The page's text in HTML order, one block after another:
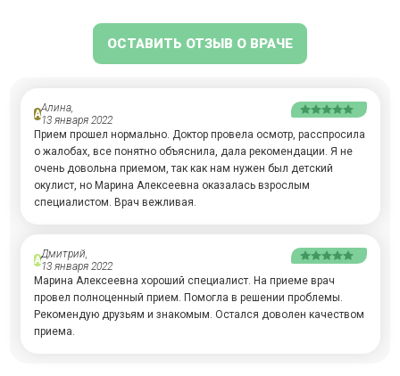
ОСТАВИТЬ ОТЗЫВ О ВРАЧЕ
ААлина,
13 января 2022
Прием прошел нормально. Доктор провела осмотр, расспросила
о жалобах, все понятно объяснила, дала рекомендации. Я не
очень довольна приемом, так как нам нужен был детский
окулист, но Марина Алексеевна оказалась взрослым
специалистом. Врач вежливая.
АДмитрий,
13 января 2022
Марина Алексеевна хороший специалист. На приеме врач
провел полноценный прием. Помогла в решении проблемы.
Рекомендую друзьям и знакомым. Остался доволен качеством
приема.